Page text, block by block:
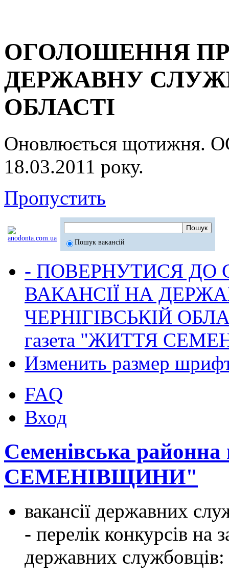
ОГОЛОШЕННЯ
ДЕРЖАВНУ
ОБЛАСТІ
Оновлюється
18.03.2011 року.
Пропустить
Пошук вакансій
- ПОВЕРНУТИСЯ ДО
ВАКАНСІЇ НА
ЧЕРНІГІВСЬКІЙ
газета "ЖИТТЯ
Изменить размер
FAQ
Вход
Семенівська
СЕМЕНІВЩИНИ"
вакансії державних
- перелік конкурсів на
державних службовців: